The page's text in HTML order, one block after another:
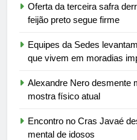
Oferta da terceira safra
feijão preto segue firme
Equipes da Sedes
que vivem em moradias
Alexandre Nero desmente
mostra físico atual
Encontro no Cras Javaé
mental de idosos